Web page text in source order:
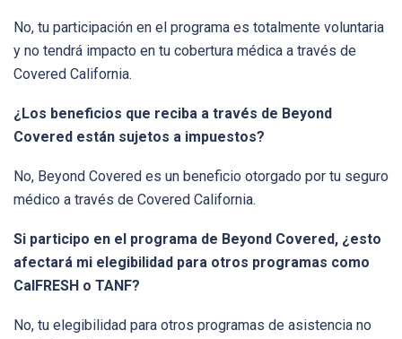
No, tu participación en el programa es totalmente voluntaria
y no tendrá impacto en tu cobertura médica a través de
Covered California.
¿Los beneficios que reciba a través de Beyond
Covered están sujetos a impuestos?
No, Beyond Covered es un beneficio otorgado por tu seguro
médico a través de Covered California.
Si participo en el programa de Beyond Covered, ¿esto
afectará mi elegibilidad para otros programas como
CalFRESH o TANF?
No, tu elegibilidad para otros programas de asistencia no